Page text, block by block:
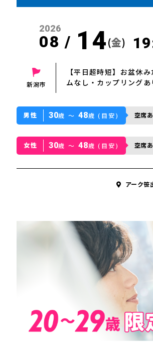
2026
08 / 14 (金)
新潟市
【平日超時短】お盆休
ムなし・カップリング
男性 30歳 〜48歳 (目安) 空席
女性 30歳 〜48歳 (目安) 空席
アーク笹